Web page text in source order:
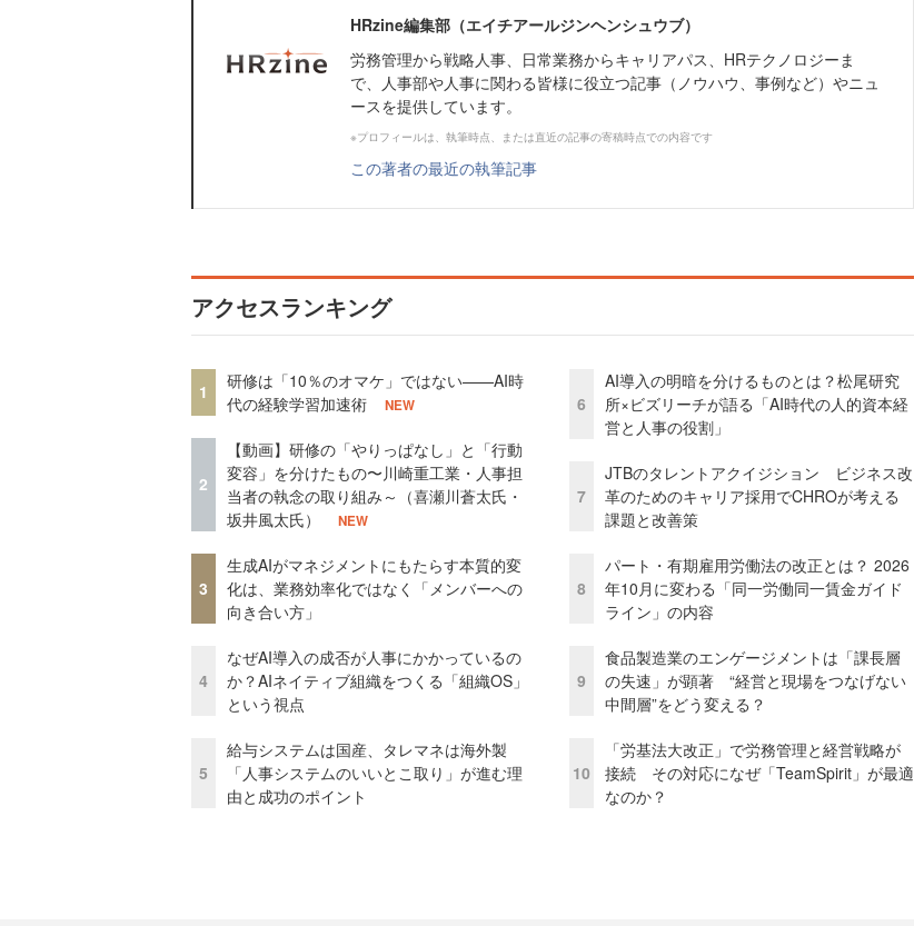
HRzine編集部（エイチアールジンヘンシュウブ）
労務管理から戦略人事、日常業務からキャリアパス、HRテクノロジーま
で、人事部や人事に関わる皆様に役立つ記事（ノウハウ、事例など）やニュ
ースを提供しています。
※プロフィールは、執筆時点、または直近の記事の寄稿時点での内容です
この著者の最近の執筆記事
アクセスランキング
1
研修は「10％のオマケ」ではない——AI時
代の経験学習加速術
NEW
2
【動画】研修の「やりっぱなし」と「行動
変容」を分けたもの〜川崎重工業・人事担
当者の執念の取り組み～（喜瀬川蒼太氏・
坂井風太氏）
NEW
3
生成AIがマネジメントにもたらす本質的変
化は、業務効率化ではなく「メンバーへの
向き合い方」
4
なぜAI導入の成否が人事にかかっているの
か？AIネイティブ組織をつくる「組織OS」
という視点
5
給与システムは国産、タレマネは海外製
「人事システムのいいとこ取り」が進む理
由と成功のポイント
6
AI導入の明暗を分けるものとは？松尾研究
所×ビズリーチが語る「AI時代の人的資本経
営と人事の役割」
7
JTBのタレントアクイジション ビジネス改
革のためのキャリア採用でCHROが考える
課題と改善策
8
パート・有期雇用労働法の改正とは？ 2026
年10月に変わる「同一労働同一賃金ガイド
ライン」の内容
9
食品製造業のエンゲージメントは「課長層
の失速」が顕著 “経営と現場をつなげない
中間層”をどう変える？
10
「労基法大改正」で労務管理と経営戦略が
接続 その対応になぜ「TeamSpirit」が最適
なのか？